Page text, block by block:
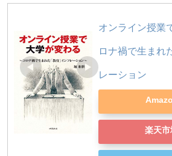
オンライン授業
ロナ禍で生まれ
レーション
楽天市